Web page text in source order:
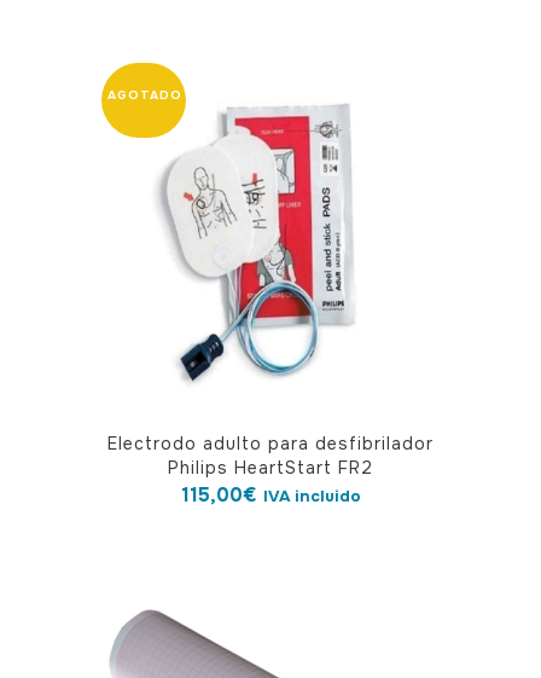
Electrodo adulto para desfibrilador
Philips HeartStart FR2
115,00€ IVA incluido